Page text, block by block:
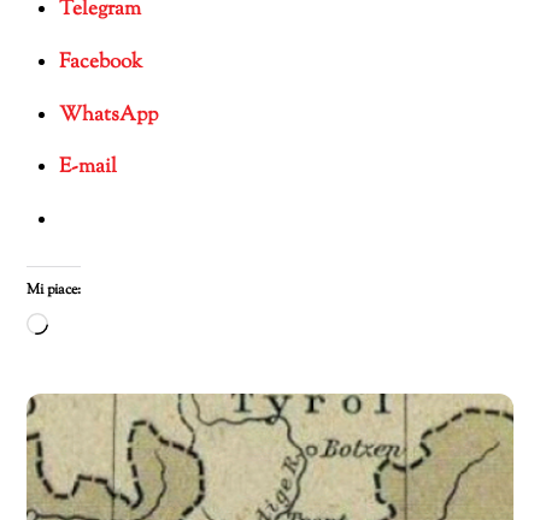
Telegram
Facebook
WhatsApp
E-mail
Mi piace:
Caricamento
corso…